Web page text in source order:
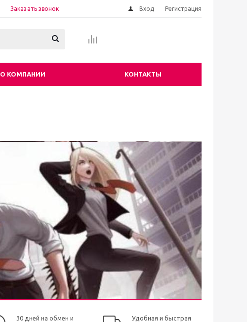
Заказать звонок Вход Регистрация
О КОМПАНИИ КОНТАКТЫ
30 дней на обмен и
Удобная и быстрая